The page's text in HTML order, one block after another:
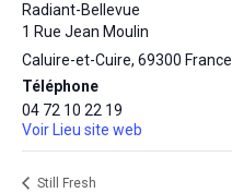
Radiant-Bellevue
1 Rue Jean Moulin
Caluire-et-Cuire, 69300 France
Téléphone
04 72 10 22 19
Voir Lieu site web
Still Fresh